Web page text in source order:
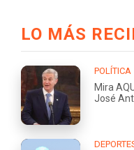
LO MÁS
POLÍTICA
Mira
José